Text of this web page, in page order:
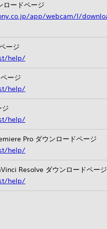
ードページ
app/webcam/l/
ージ
help/
ージ
help/
help/
Pro ダウンロードページ
help/
Resolve ダウンロードページ
help/